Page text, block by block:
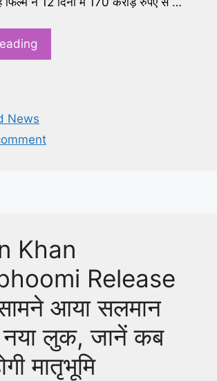
News
Khan
Release
आया सलमान
लुक, जानें कब
मातृभूमि